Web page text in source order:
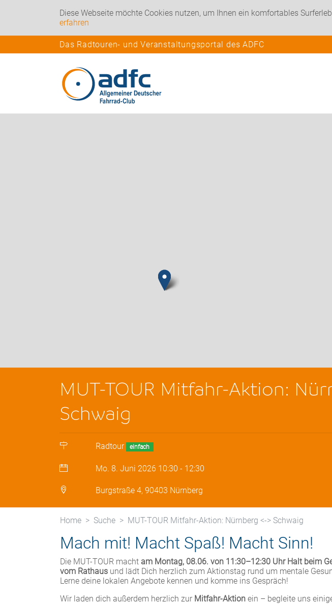
Diese Webseite möchte Cookies nutzen, um Ihnen ein komfortables
erfahren
Das Radtouren- und Veranstaltungsportal des ADFC
MUT-TOUR Mitfahr-Aktion:
Schwaig
Radtour einfach
Mo. 8. Juni 2026 10:30 - 12:30
Burgstraße 4, 90403 Nürnberg
Home Suche MUT-TOUR Mitfahr-Aktion: Nürnberg <-> Schwaig
Mach mit! Macht Spaß! Macht Sinn!
Die MUT-TOUR macht am Montag, 08.06. von 11:30–12:30 Uhr Halt beim
vom Rathaus und lädt Dich herzlich zum Aktionstag rund um mentale
Lerne deine lokalen Angebote kennen und komme ins Gespräch!
Wir laden dich außerdem herzlich zur Mitfahr-Aktion ein – begleite uns